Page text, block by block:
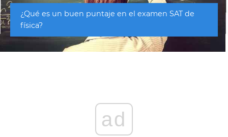
¿Qué es un buen puntaje en el examen SAT de
física?
ad